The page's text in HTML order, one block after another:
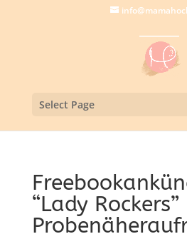
Select Page
“Lady Rockers”